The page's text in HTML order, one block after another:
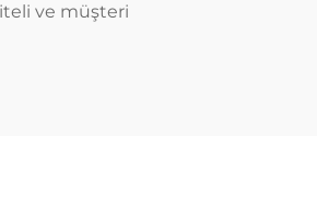
ve müşteri